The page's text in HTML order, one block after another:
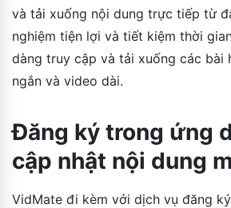
và tải xuống nội dung trực tiếp từ
nghiệm tiện lợi và tiết kiệm thời
dàng truy cập và tải xuống các bài
ngắn và video dài.
Đăng ký trong ứng
cập nhật nội dung
VidMate đi kèm với dịch vụ đăng